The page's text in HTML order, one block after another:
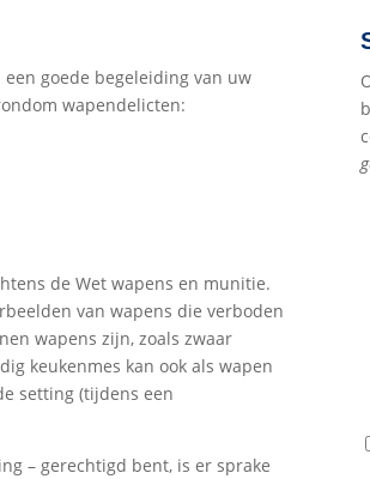
goede begeleiding van uw
wapendelicten:
de Wet wapens en munitie.
van wapens die verboden
wapens zijn, zoals zwaar
keukenmes kan ook als wapen
setting (tijdens een
– gerechtigd bent, is er sprake